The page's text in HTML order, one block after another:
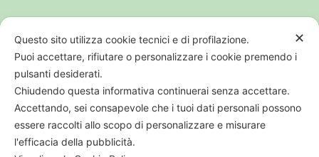
PI CF REG IMP BO01707541205 | REA
364538
✕
Questo sito utilizza cookie tecnici e di profilazione.
Puoi accettare, rifiutare o personalizzare i cookie premendo i
pulsanti desiderati.
Chiudendo questa informativa continuerai senza accettare.
Accettando, sei consapevole che i tuoi dati personali possono
essere raccolti allo scopo di personalizzare e misurare
l'efficacia della pubblicità.